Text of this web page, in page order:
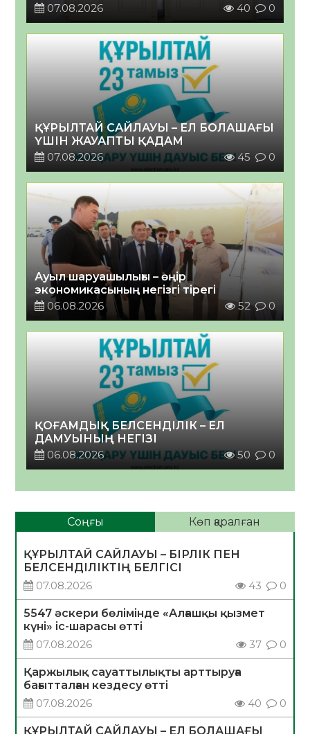
07.08.2026
40 0
ҚҰРЫЛТАЙ САЙЛАУЫ – ЕЛ БОЛАШАҒЫ
ҮШІН ЖАУАПТЫ ҚАДАМ
07.08.2026
45 0
Ауыл шаруашылығы – өңір
экономикасының негізгі тірегі
06.08.2026
52 0
ҚОҒАМДЫҚ БЕЛСЕНДІЛІК – ЕЛ
ДАМУЫНЫҢ НЕГІЗІ
06.08.2026
50 0
Соңғы Көп қаралған
ҚҰРЫЛТАЙ САЙЛАУЫ – БІРЛІК ПЕН
БЕЛСЕНДІЛІКТІҢ БЕЛГІСІ
07.08.2026
43 0
5547 әскери бөлімінде «Алғашқы қызмет
күні» іс-шарасы өтті
07.08.2026
37 0
Қаржылық сауаттылықты арттыруға
бағытталған кездесу өтті
07.08.2026
40 0
ҚҰРЫЛТАЙ САЙЛАУЫ – ЕЛ БОЛАШАҒЫ